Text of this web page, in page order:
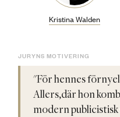
Kristina Walden
JURYNS MOTIVERING
"För hennes
Allers,där hon
modern